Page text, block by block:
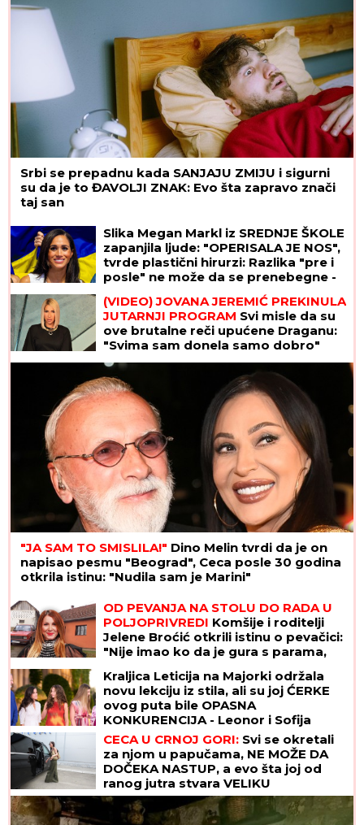
Srbi se prepadnu kada SANJAJU ZMIJU i sigurni
su da je to ĐAVOLJI ZNAK: Evo šta zapravo znači
taj san
"Intimnim odnosima plaća kiriju, bila
je sa Takijem" Maja Marinković nikad
žešće udarila na Staniju!
zapanjila ljude: "OPERISALA JE NOS",
tvrde plastični hirurzi: Razlika "pre i
posle" ne može da se prenebegne -
vojvotkinja pokrenula trend u
estetskoj hirurgiji
"Delije" mogu da odahnu: Crvena zvezda će igrati
Ligu šampiona, a ovo je dokaz
(VIDEO) JOVANA JEREMIĆ PREKINULA
JUTARNJI PROGRAM
ove brutalne reči upućene Draganu:
"Svima sam donela samo dobro"
"Ocu ne mogu da oprostim, i danas
osećam njegov kaiš, a REČI MOJE
Milenković za podkast "Životna
priča" o bolnom odrastanju